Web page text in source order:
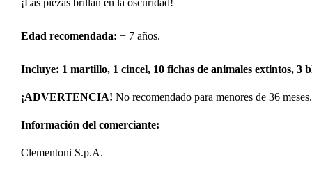
¡Las piezas brillan en la oscuridad!
Edad recomendada: + 7 años.
Incluye: 1 martillo, 1 cincel, 10 fichas de animales extintos, 3
¡ADVERTENCIA! No recomendado para menores de 36
Información del comerciante:
Clementoni S.p.A.